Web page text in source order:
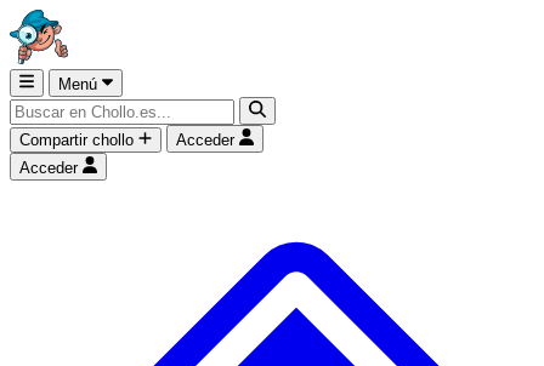
Menú
Compartir chollo
Acceder
Acceder